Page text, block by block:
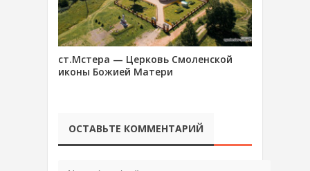
ст.Мстера — Церковь Смоленской
иконы Божией Матери
ОСТАВЬТЕ КОММЕНТАРИЙ